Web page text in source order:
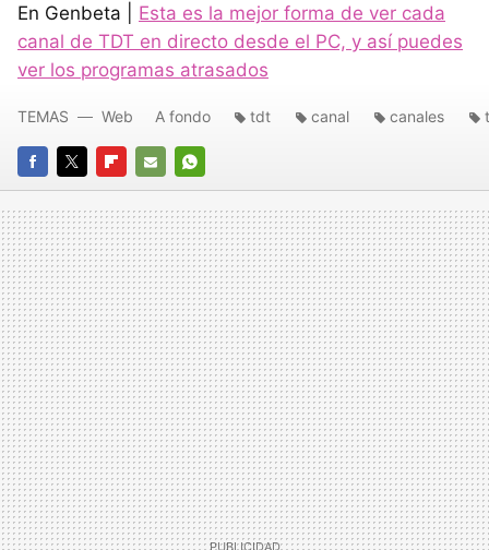
En Genbeta | Esta es la mejor forma de ver cada
canal de TDT en directo desde el PC, y así puedes
ver los programas atrasados
FACEBOOK
TWITTERFLIPBOARD
E-
MAIL
WHATSAPP
TEMAS Web A fondo tdt canal canales